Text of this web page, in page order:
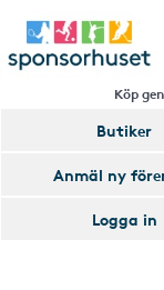
Köp
Butiker
Anmäl ny
Logga in